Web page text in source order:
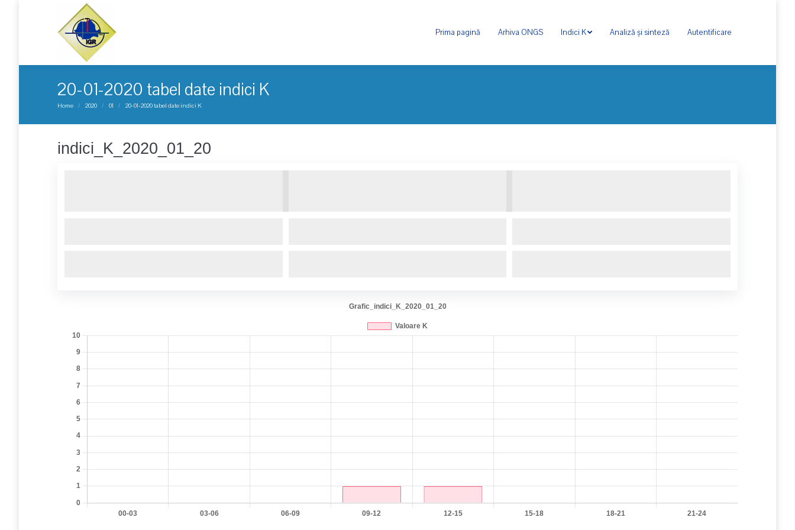
Prima pagină Arhiva ONGS Indici K Analiză și sinteză Autentificare
20-01-2020 tabel date indici K
You are here:
Home 2020 01 20-01-2020 tabel date indici K
indici_K_2020_01_20